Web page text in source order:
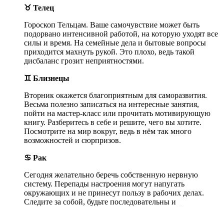
♉ Телец
Гороскоп Тельцам. Ваше самочувствие может быть
подорвано интенсивной работой, на которую уходят все
силы и время. На семейные дела и бытовые вопросы
приходится махнуть рукой. Это плохо, ведь такой
дисбаланс грозит неприятностями.
♊ Близнецы
Вторник окажется благоприятным для саморазвития.
Весьма полезно записаться на интересные занятия,
пойти на мастер-класс или прочитать мотивирующую
книгу. Разберитесь в себе и решите, чего вы хотите.
Посмотрите на мир вокруг, ведь в нём так много
возможностей и сюрпризов.
♋ Рак
Сегодня желательно беречь собственную нервную
систему. Перепады настроения могут напугать
окружающих и не принесут пользу в рабочих делах.
Следите за собой, будьте последовательны и